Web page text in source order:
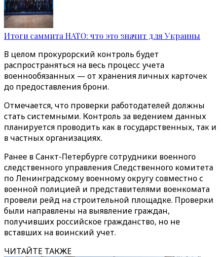
Итоги саммита НАТО: что это значит для Украины
В целом прокурорский контроль будет
распространяться на весь процесс учета
военнообязанных — от хранения личных карточек
до предоставления брони.
Отмечается, что проверки работодателей должны
стать системными. Контроль за ведением данных
планируется проводить как в государственных, так и
в частных организациях.
Ранее в Санкт-Петербурге сотрудники военного
следственного управления Следственного комитета
по Ленинградскому военному округу совместно с
военной полицией и представителями военкомата
провели рейд на строительной площадке. Проверки
были направлены на выявление граждан,
получивших российское гражданство, но не
вставших на воинский учет.
ЧИТАЙТЕ ТАКЖЕ